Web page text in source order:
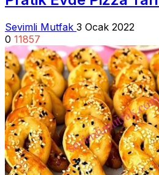
Sevimli Mutfak 3 Ocak 2022
0 11857